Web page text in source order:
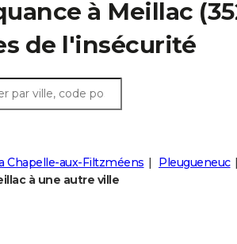
à Meillac
de l'insécurité
Chapelle-aux-Filtzméens Pleugueneuc
à une autre ville